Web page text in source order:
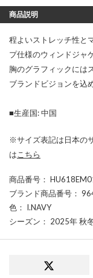
商品説明
程よいストレッチ性と
プ仕様のウィンドジャ
胸のグラフィックには
ブランドビジョンを込
■生産国: 中国
※サイズ表記は日本の
は こちら
商品番号 ：
ブランド商品番号 ：
色 ： I.NAVY
シーズン ： 2025年 秋